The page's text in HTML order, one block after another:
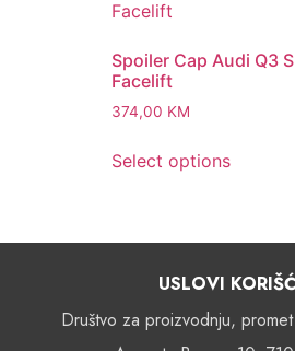
Spoiler Cap Audi Q3
Facelift
374,00 KM
Select options
USLOVI
Društvo za proizvodnju,